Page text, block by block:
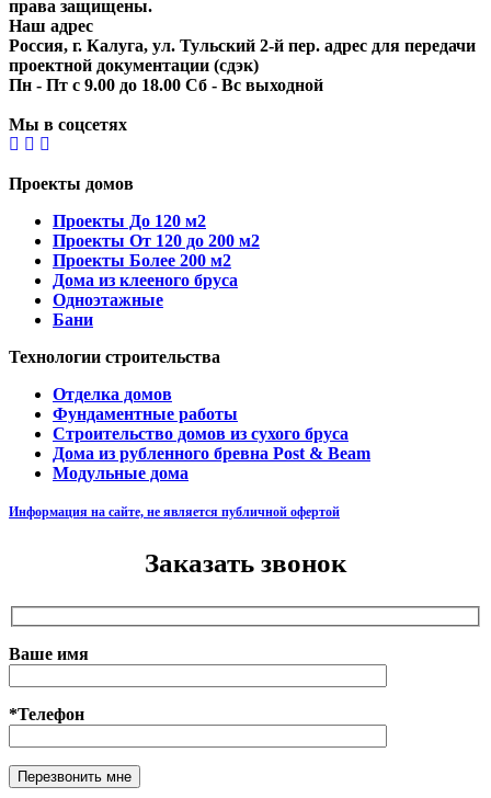
права защищены.
Наш адрес
Россия, г. Калуга, ул. Тульский 2-й пер. адрес для передачи
проектной документации (сдэк)
Пн - Пт с 9.00 до 18.00 Сб - Вс выходной
Мы в соцсетях
Проекты домов
Проекты До 120 м2
Проекты От 120 до 200 м2
Проекты Более 200 м2
Дома из клееного бруса
Одноэтажные
Бани
Технологии строительства
Отделка домов
Фундаментные работы
Строительство домов из сухого бруса
Дома из рубленного бревна Post & Beam
Модульные дома
Информация на сайте, не является публичной офертой
Заказать звонок
Ваше имя
*Телефон
Оставьте это поле пустым.